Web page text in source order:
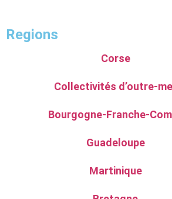
Regions
Corse
Collectivités d’outre-
Bourgogne-Franche-
Guadeloupe
Martinique